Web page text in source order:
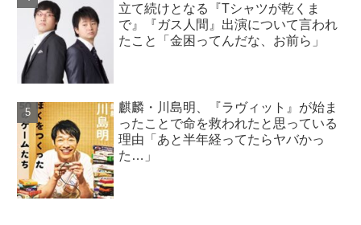
立て続けとなる『Tシャツが乾くま
で』『ガス人間』出演について言われ
たこと「金困ってんだな、お前ら」
麒麟・川島明、『ラヴィット』が始ま
ったことで命を救われたと思っている
理由「あと半年経ってたらヤバかっ
た…」